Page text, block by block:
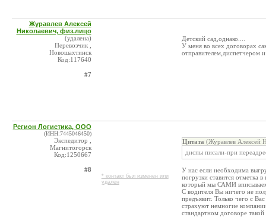
Журавлев Алексей
Николаевич, физ.лицо
(удалена)
Перевозчик ,
Новошахтинск
Код:117640
#7
Детский сад,однако....
У меня во всех договорах
отправителем,диспетчером
Регион Логистика, ООО
(ИНН:7445046450)
Экспедитор ,
Магнитогорск
Код:1250667
#8
* контакт был изменен или
удален
Цитата (Журавлев Алексей
диспы писали-при
У нас если необходима
погрузки ставится отметка
который мы САМИ
С водителя Вы ничего не
предъявит. Только чего с
страхуют немногие
стандартном договоре